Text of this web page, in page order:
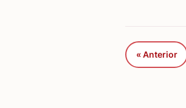
« Anterior